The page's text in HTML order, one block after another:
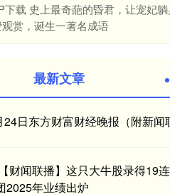
下载 史上最奇葩的昏君，让宠妃躺
观赏，诞生一著名成语
最新文章
24日东方财富财经晚报（附新闻
财闻联播】这只大牛股录得19连
2025年业绩出炉